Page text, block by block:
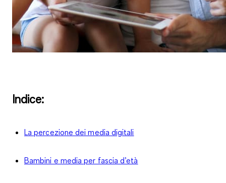
Indice:
La percezione dei media digitali
Bambini e media per fascia d’età